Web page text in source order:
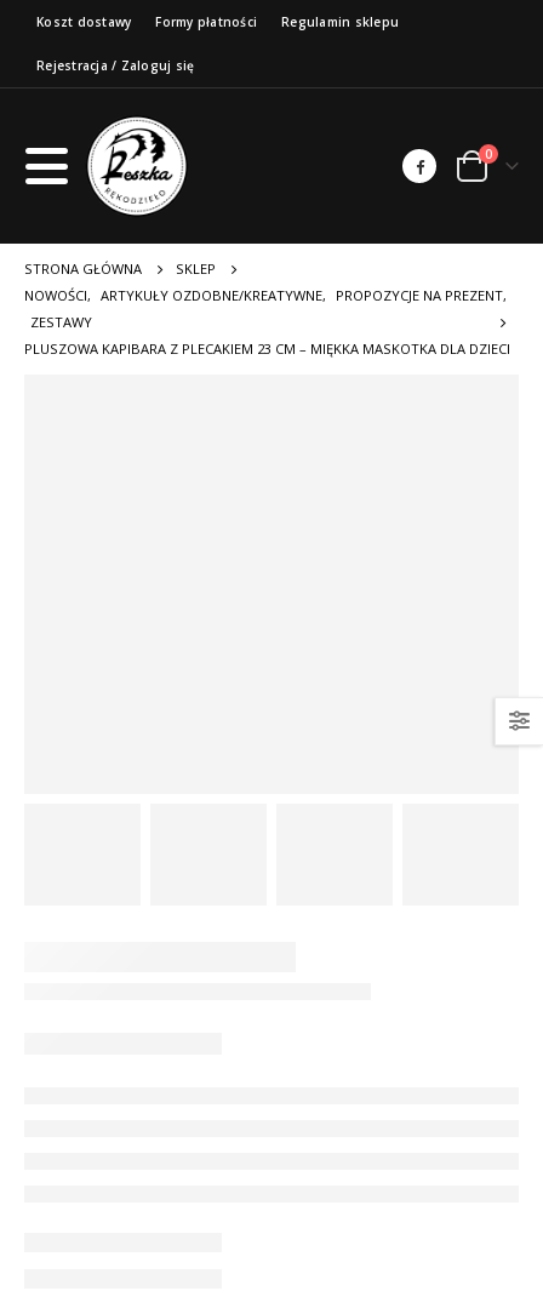
Koszt dostawy Formy płatności Regulamin sklepu
Rejestracja / Zaloguj się
0
STRONA GŁÓWNA
SKLEP
NOWOŚCI, ARTYKUŁY OZDOBNE/KREATYWNE, PROPOZYCJE NA PREZENT,
ZESTAWY
PLUSZOWA KAPIBARA Z PLECAKIEM 23 CM – MIĘKKA MASKOTKA DLA DZIECI